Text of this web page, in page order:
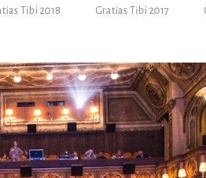
Tibi 2018 Gratias Tibi 2017